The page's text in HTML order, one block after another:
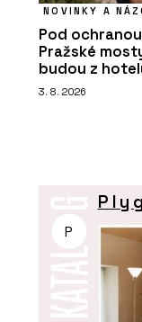
NOVINKY A
Pod
Pražské
budou z
3. 8. 2026
P